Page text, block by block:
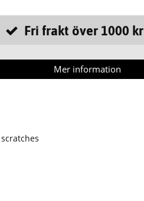
Fri frakt över 1000 kr
Mer information